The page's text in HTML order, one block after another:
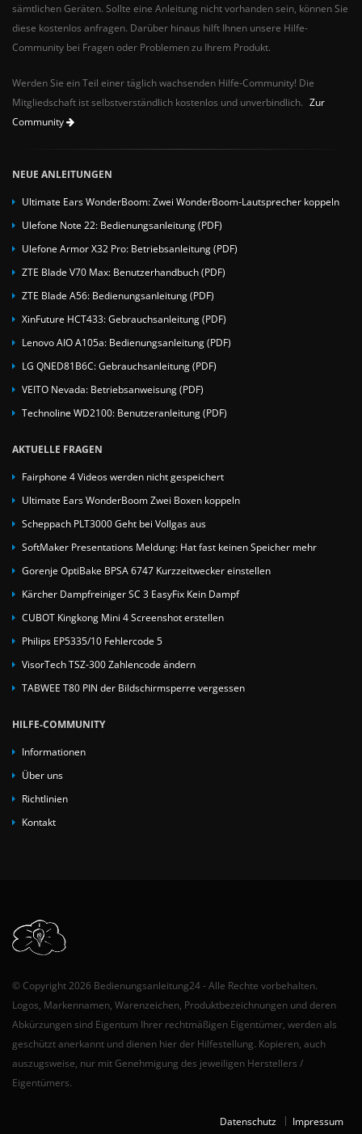
sämtlichen Geräten. Sollte eine Anleitung nicht vorhanden sein, können Sie
diese kostenlos anfragen. Darüber hinaus hilft Ihnen unsere Hilfe-
Community bei Fragen oder Problemen zu Ihrem Produkt.
Werden Sie ein Teil einer täglich wachsenden Hilfe-Community! Die
Mitgliedschaft ist selbstverständlich kostenlos und unverbindlich. Zur
Community
NEUE ANLEITUNGEN
Ultimate Ears WonderBoom: Zwei WonderBoom-Lautsprecher koppeln
Ulefone Note 22: Bedienungsanleitung (PDF)
Ulefone Armor X32 Pro: Betriebsanleitung (PDF)
ZTE Blade V70 Max: Benutzerhandbuch (PDF)
ZTE Blade A56: Bedienungsanleitung (PDF)
XinFuture HCT433: Gebrauchsanleitung (PDF)
Lenovo AIO A105a: Bedienungsanleitung (PDF)
LG QNED81B6C: Gebrauchsanleitung (PDF)
VEITO Nevada: Betriebsanweisung (PDF)
Technoline WD2100: Benutzeranleitung (PDF)
AKTUELLE FRAGEN
Fairphone 4 Videos werden nicht gespeichert
Ultimate Ears WonderBoom Zwei Boxen koppeln
Scheppach PLT3000 Geht bei Vollgas aus
SoftMaker Presentations Meldung: Hat fast keinen Speicher mehr
Gorenje OptiBake BPSA 6747 Kurzzeitwecker einstellen
Kärcher Dampfreiniger SC 3 EasyFix Kein Dampf
CUBOT Kingkong Mini 4 Screenshot erstellen
Philips EP5335/10 Fehlercode 5
VisorTech TSZ-300 Zahlencode ändern
TABWEE T80 PIN der Bildschirmsperre vergessen
HILFE-COMMUNITY
Informationen
Über uns
Richtlinien
Kontakt
© Copyright 2026 Bedienungsanleitung24 - Alle Rechte vorbehalten.
Logos, Markennamen, Warenzeichen, Produktbezeichnungen und deren
Abkürzungen sind Eigentum Ihrer rechtmäßigen Eigentümer, werden als
geschützt anerkannt und dienen hier der Hilfestellung. Kopieren, auch
auszugsweise, nur mit Genehmigung des jeweiligen Herstellers /
Eigentümers.
Datenschutz Impressum